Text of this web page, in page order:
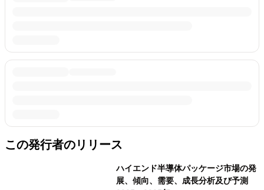
この発行者のリリース
ハイエンド半導体パッケージ市場の発
展、傾向、需要、成長分析及び予測